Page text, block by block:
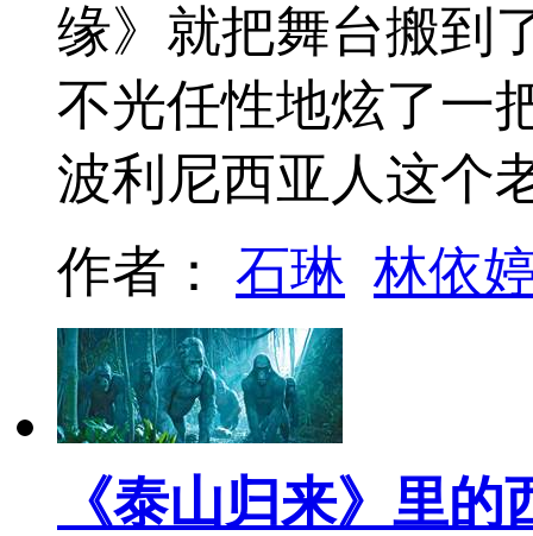
缘》就把舞台搬到
不光任性地炫了一
波利尼西亚人这
作者： 石琳 林依
《泰山归来》里